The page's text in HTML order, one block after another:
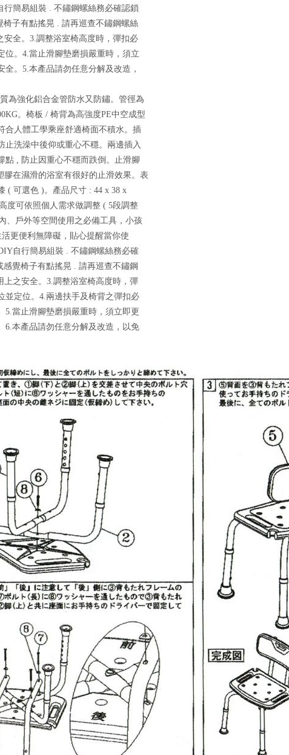
簡易組裝 . 不鏽鋼螺絲務必確認鎖
椅子有點搖晃 . 請再巡查不鏽鋼螺絲
安全。3.調整浴室椅高度時，彈扣必
位。4.當止滑腳墊磨損嚴重時，須立
全。5.本產品請勿任意分解及改造，
為強化鋁合金管防水又防鏽。管徑為
。椅板 / 椅背為高強度PE中空成型
合人體工學乘座舒適椅面不積水。插
止洗澡中後仰或重心不穩。兩邊插入
點 , 防止因重心不穩而跌倒。止滑腳
膠在濕滑的浴室有很好的止滑效果。表
( 可選色 )。產品尺寸 : 44 x 38 x
度可依照個人需求做調整 ( 5段調整
、戶外等空間使用之必備工具，小孩
便利無障礙，貼心提醒當你使
自行簡易組裝 . 不鏽鋼螺絲務必確
覺椅子有點搖晃 . 請再巡查不鏽鋼
上之安全。3.調整浴室椅高度時，彈
並定位。4.兩邊扶手及椅背之彈扣必
5.當止滑腳墊磨損嚴重時，須立即更
6.本產品請勿任意分解及改造，以免